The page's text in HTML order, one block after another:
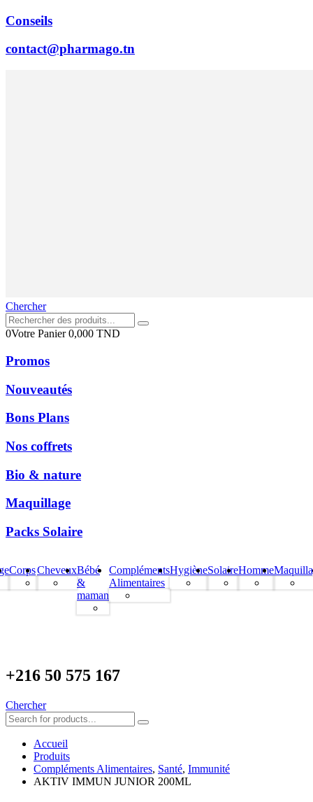
Conseils
contact@pharmago.tn
Chercher
0Votre Panier0,000 TND
Promos
Nouveautés
Bons Plans
Nos coffrets
Bio & nature
Maquillage
Packs Solaire
CorpsCheveuxBébé
&
maman
Compléments
Alimentaires
HygièneSolaireHomme
+216 50 575 167
Chercher
Accueil
Produits
Compléments Alimentaires, Santé, Immunité
AKTIV IMMUN JUNIOR 200ML